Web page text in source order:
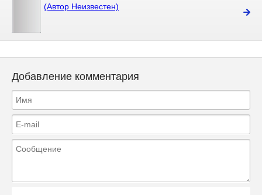
(Автор Неизвестен)
Добавление комментария